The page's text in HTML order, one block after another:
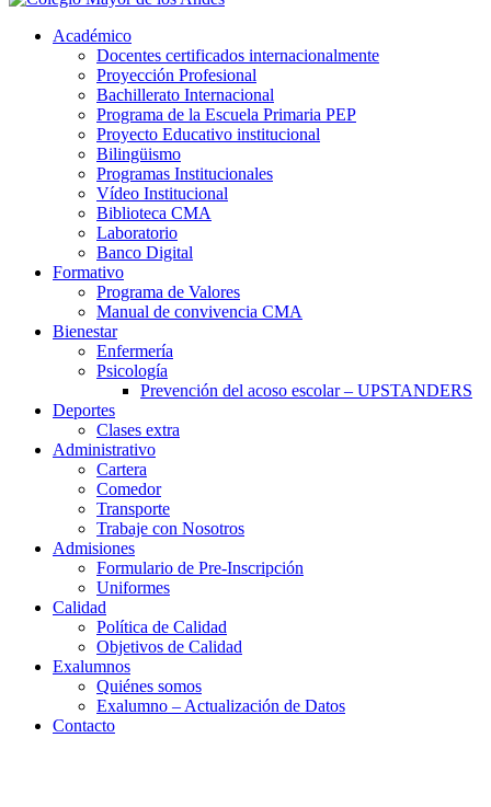
Académico
Docentes certificados internacionalmente
Proyección Profesional
Bachillerato Internacional
Programa de la Escuela Primaria PEP
Proyecto Educativo institucional
Bilingüismo
Programas Institucionales
Vídeo Institucional
Biblioteca CMA
Laboratorio
Banco Digital
Formativo
Programa de Valores
Manual de convivencia CMA
Bienestar
Enfermería
Psicología
Prevención del acoso escolar – UPSTANDERS
Deportes
Clases extra
Administrativo
Cartera
Comedor
Transporte
Trabaje con Nosotros
Admisiones
Formulario de Pre-Inscripción
Uniformes
Calidad
Política de Calidad
Objetivos de Calidad
Exalumnos
Quiénes somos
Exalumno – Actualización de Datos
Contacto